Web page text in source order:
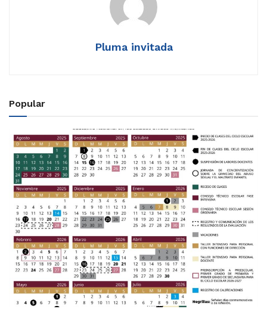
Pluma invitada
Popular